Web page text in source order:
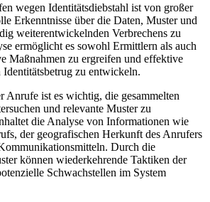
wegen Identitätsdiebstahl ist von großer
Erkenntnisse über die Daten, ​Muster und
weiterentwickelnden Verbrechens zu
ermöglicht‌ es sowohl Ermittlern‍ als auch
‌Maßnahmen zu ergreifen und effektive
Identitätsbetrug zu entwickeln.
Anrufe⁤ ist es wichtig, die ⁢gesammelten​
und relevante Muster zu
die Analyse von‍ Informationen wie
der geografischen Herkunft des Anrufers
Durch die
können wiederkehrende Taktiken der
​Schwachstellen im System